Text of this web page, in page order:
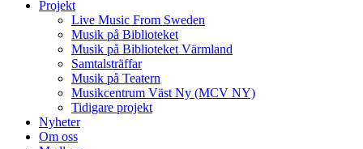
Projekt
Live Music From Sweden
Musik på Biblioteket
Musik på Biblioteket Värmland
Samtalsträffar
Musik på Teatern
Musikcentrum Väst Ny (MCV NY)
Tidigare projekt
Nyheter
Om oss